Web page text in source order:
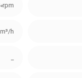
h
_